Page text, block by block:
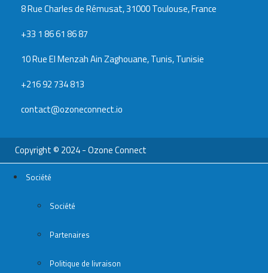
8 Rue Charles de Rémusat, 31000 Toulouse, France
+33 1 86 61 86 87
10 Rue El Menzah Ain Zaghouane, Tunis, Tunisie
+216 92 734 813
contact@ozoneconnect.io
Copyright © 2024 - Ozone Connect
Société
Société
Partenaires
Politique de livraison